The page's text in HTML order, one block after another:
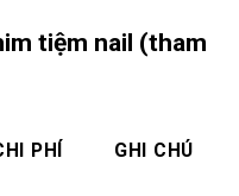
tiệm nail (tham
PHÍ GHI CHÚ